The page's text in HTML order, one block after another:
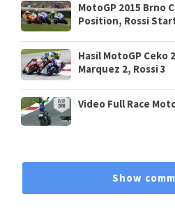
MotoGP 2015 Brno
Position, Rossi
Hasil MotoGP Ceko
Marquez 2, Rossi 3
Video Full Race
Show